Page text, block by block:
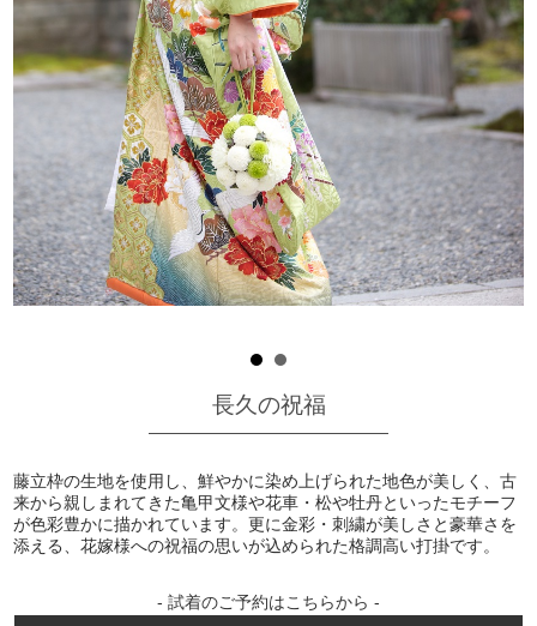
長久の祝福
藤立枠の生地を使用し、鮮やかに染め上げられた地色が美しく、古
来から親しまれてきた亀甲文様や花車・松や牡丹といったモチーフ
が色彩豊かに描かれています。更に金彩・刺繍が美しさと豪華さを
添える、花嫁様への祝福の思いが込められた格調高い打掛です。
- 試着のご予約はこちらから -